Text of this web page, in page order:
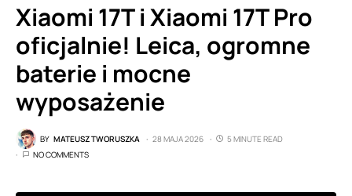
Xiaomi 17T i Xiaomi 17T Pro
oficjalnie! Leica, ogromne
baterie i mocne
wyposażenie
BY MATEUSZ TWORUSZKA 28 MAJA 2026
5 MINUTE READ
NO COMMENTS